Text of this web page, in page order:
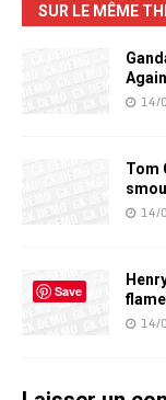
SUR LE MÊME
Again
14/
Tom
14/
14/
Save